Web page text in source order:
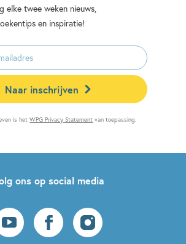
elke twee weken nieuws,
en inspiratie!
Naar inschrijven
is hetWPG Privacy Statement van toepassing.
ons op social media